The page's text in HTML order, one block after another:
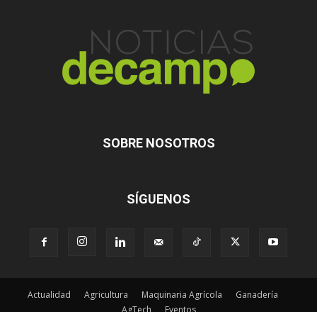
SOBRE NOSOTROS
SÍGUENOS
Actualidad Agricultura Maquinaria Agrícola
Ganadería
AgTech
Eventos